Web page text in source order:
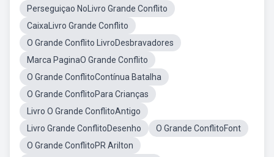
Perseguiçao NoLivro Grande Conflito
CaixaLivro Grande Conflito
O Grande Conflito LivroDesbravadores
Marca PaginaO Grande Conflito
O Grande ConflitoContínua Batalha
O Grande ConflitoPara Crianças
Livro O Grande ConflitoAntigo
Livro Grande ConflitoDesenho
O Grande ConflitoFont
O Grande ConflitoPR Arilton